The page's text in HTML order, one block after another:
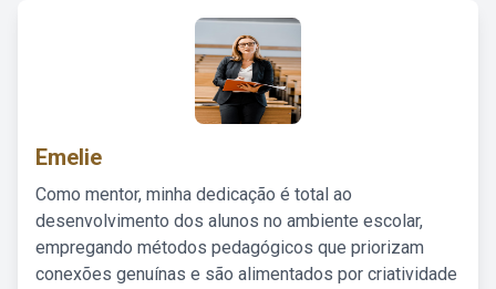
Emelie
Como mentor, minha dedicação é total ao
desenvolvimento dos alunos no ambiente escolar,
empregando métodos pedagógicos que priorizam
conexões genuínas e são alimentados por criatividade